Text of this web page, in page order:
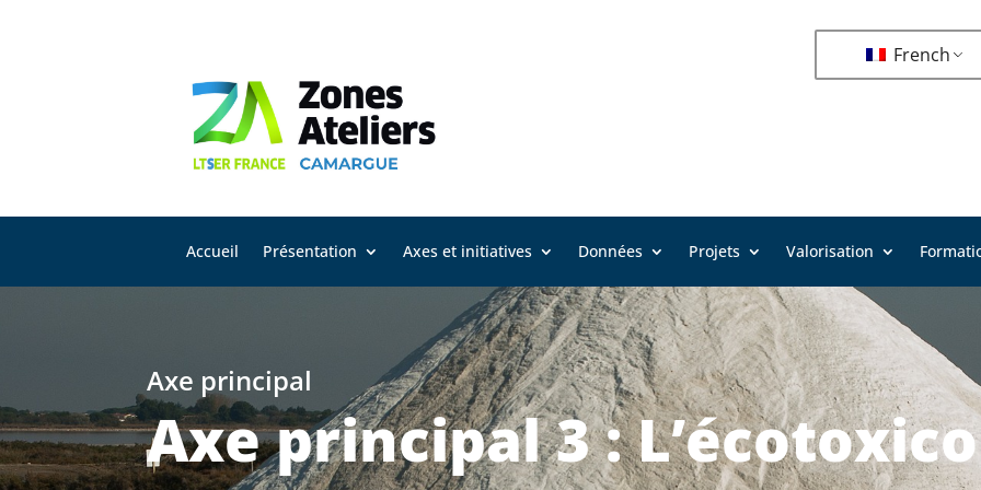
French
Accueil Présentation Axes et initiatives Données Projets Valorisation
Axe principal
Axe principal 3 :